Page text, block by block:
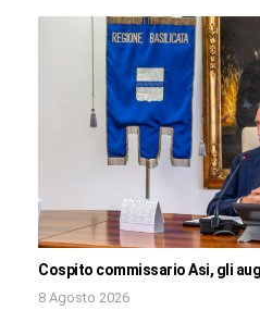
Cospito commissario Asi, gli
8 Agosto 2026